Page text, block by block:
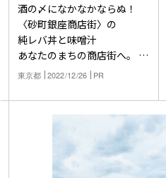
酒の〆になかなかならぬ！
〈砂町銀座商店街〉の
純レバ丼と味噌汁
あなたのまちの商店街へ。
焼酎ハイボールのアテ探し旅
東京都 2022/12/26 PR